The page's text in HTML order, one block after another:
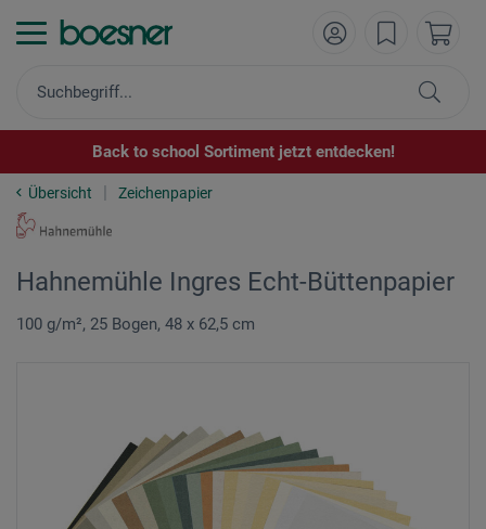
Back to school Sortiment jetzt entdecken!
Übersicht Zeichenpapier
Hahnemühle Ingres Echt-Büttenpapier
100 g/m², 25 Bogen, 48 x 62,5 cm